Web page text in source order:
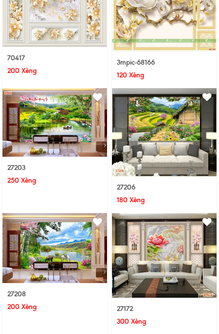
70417
200 Xèng
3mpic-68166
120 Xèng
27203
250 Xèng
27206
180 Xèng
27208
200 Xèng
27172
300 Xèng